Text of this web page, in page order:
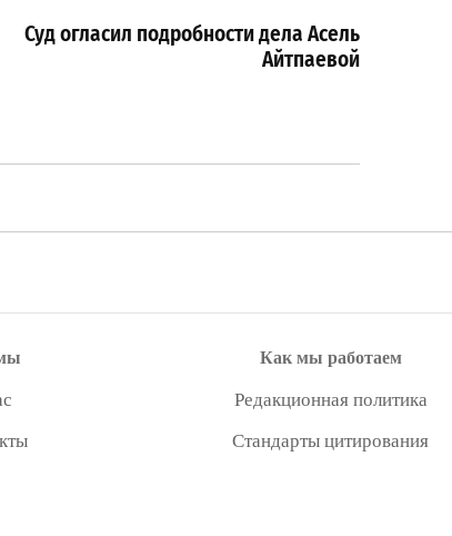
Суд огласил подробности дела Асель
Айтпаевой
Как мы работаем
Редакционная политика
Стандарты цитирования